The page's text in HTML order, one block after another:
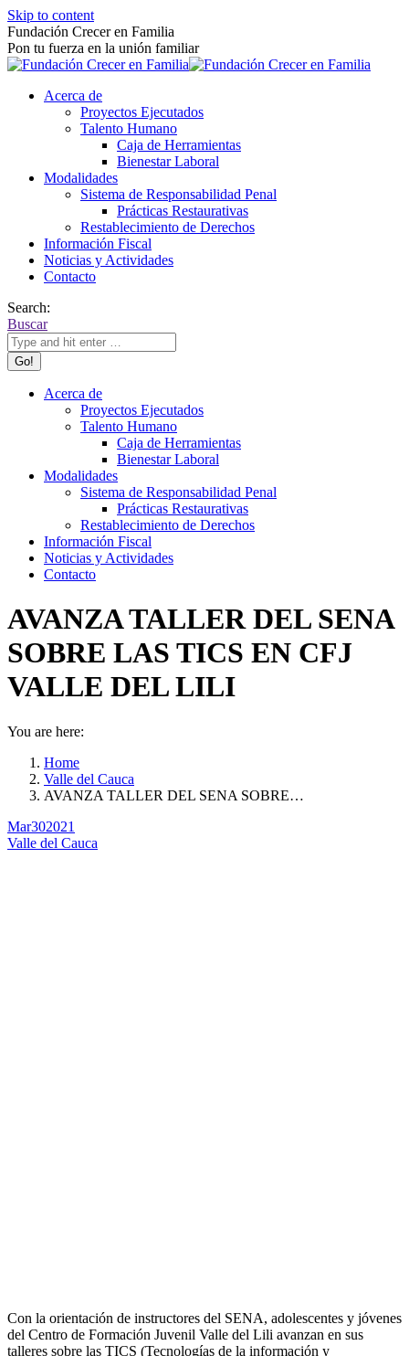
Skip to content
Fundación Crecer en Familia
Pon tu fuerza en la unión familiar
Acerca de
Proyectos Ejecutados
Talento Humano
Caja de Herramientas
Bienestar Laboral
Modalidades
Sistema de Responsabilidad Penal
Prácticas Restaurativas
Restablecimiento de Derechos
Información Fiscal
Noticias y Actividades
Contacto
Search:
Buscar
Acerca de
Proyectos Ejecutados
Talento Humano
Caja de Herramientas
Bienestar Laboral
Modalidades
Sistema de Responsabilidad Penal
Prácticas Restaurativas
Restablecimiento de Derechos
Información Fiscal
Noticias y Actividades
Contacto
AVANZA TALLER DEL SENA
SOBRE LAS TICS EN CFJ
VALLE DEL LILI
You are here:
Home
Valle del Cauca
AVANZA TALLER DEL SENA SOBRE…
Mar302021
Valle del Cauca
Con la orientación de instructores del SENA, adolescentes y jóvenes
del Centro de Formación Juvenil Valle del Lili avanzan en sus
talleres sobre las TICS (Tecnologías de la información y